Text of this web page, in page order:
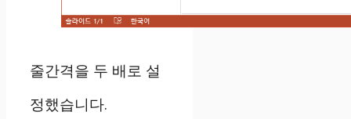
줄간격을 두 배로 설
정했습니다.